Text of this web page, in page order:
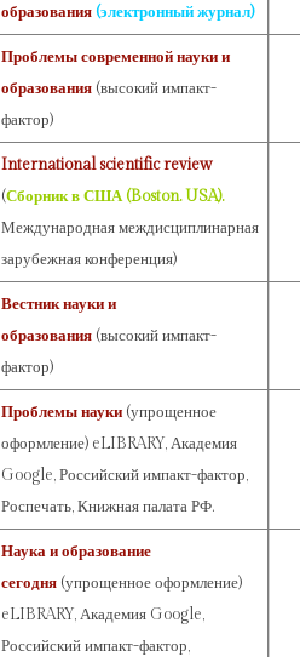
образования (электронный журнал)
Проблемы современной науки и
образования (высокий импакт-
фактор)
International scientific review
(Сборник в США (Boston. USA).
Международная междисциплинарная
зарубежная конференция)
Вестник науки и
образования (высокий импакт-
фактор)
Проблемы науки (упрощенное
оформление) eLIBRARY, Академия
Google, Российский импакт-фактор,
Роспечать, Книжная палата РФ.
Наука и образование
сегодня (упрощенное оформление)
eLIBRARY, Академия Google,
Российский импакт-фактор,